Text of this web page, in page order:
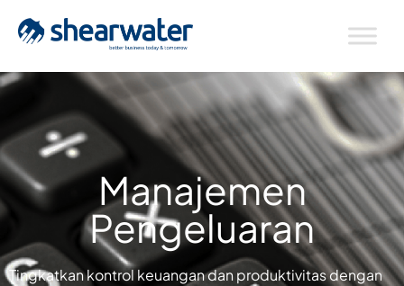
Manajemen
Pengeluaran
Tingkatkan kontrol keuangan dan produktivitas dengan